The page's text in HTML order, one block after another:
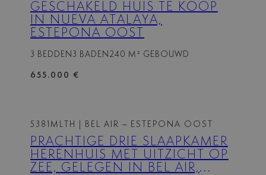
GESCHAKELD HUIS TE KOOP
IN NUEVA ATALAYA,
ESTEPONA OOST
3 BEDDEN 3 BADEN 240 M² GEBOUWD
655.000 €
5381MLTH | BEL AIR – ESTEPONA OOST
PRACHTIGE DRIE SLAAPKAMER
HERENHUIS MET UITZICHT OP
ZEE, GELEGEN IN BEL AIR,